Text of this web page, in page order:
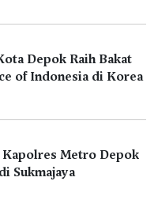
Depok Raih Bakat
of Indonesia di Korea
Kapolres Metro Depok
Sukmajaya